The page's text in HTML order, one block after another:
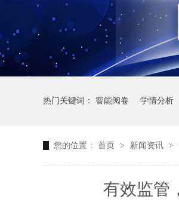
热门关键词： 智能阅卷 学情分析
您的位置： 首页 > 新闻资讯 >
有效监管